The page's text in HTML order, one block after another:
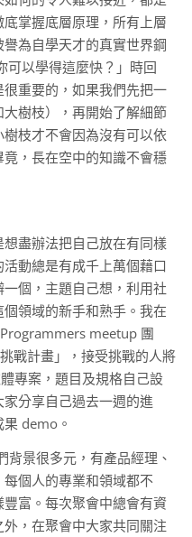
掌握底層原理，所有上層
為自學天才的真實世界鋼
可以學得這麼快？」時回
重要的，如果我們先把一
樹枝），再開始了解細節
枝才不會因為沒有可以依
，長在空中的知識不會穩
盡辦法把自己放在有同樣
動總是有成千上萬個藉口
個，主題自己想，利用社
領域的新手和熟手。我在
meetup 團
戰計畫」，接受挑戰的人將
專案，題目及規格自己設
分享自己過去一週的進
demo。
景很多元，有產品經理、
個人的專業和領域都不
富。每次聚會中總會有資
，在聚會中大家共同關注